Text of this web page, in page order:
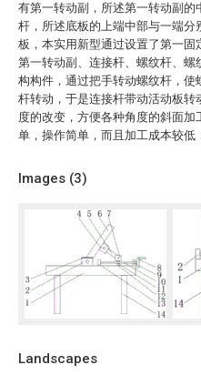
有第一转动副，所述第一转动副的
杆，所述底板的上端中部与一端分
板，本实用新型通过设置了第一固
第一转动副、连接杆、螺纹杆、螺
构构件，通过把手转动螺纹杆，使
杆转动，于是连接杆带动活动板转
度的改变，方便各种角度的斜面加
单，操作简单，而且加工成本较低
Images (3)
Landscapes